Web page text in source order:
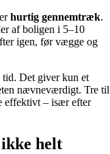
hurtig gennemtræk.
af boligen i 5–10
igen, før vægge og
tid. Det giver kun et
nævneværdigt. Tre til
effektivt – især efter
helt